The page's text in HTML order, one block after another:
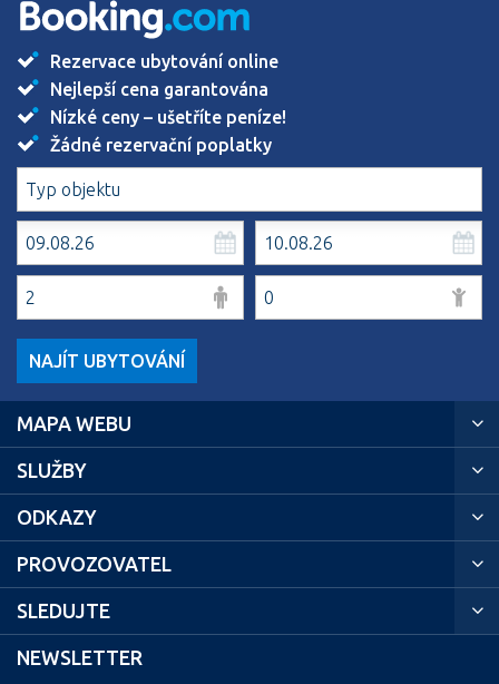
Rezervace ubytování online
Nejlepší cena garantována
Nízké ceny – ušetříte peníze!
Žádné rezervační poplatky
NAJÍT UBYTOVÁNÍ
MAPA WEBU
SLUŽBY
ODKAZY
PROVOZOVATEL
SLEDUJTE
NEWSLETTER